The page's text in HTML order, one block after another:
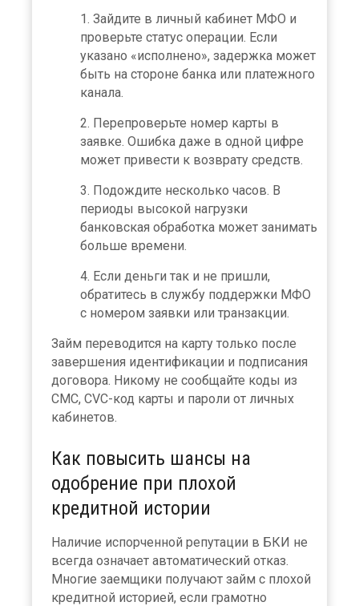
Зайдите в личный кабинет МФО и
проверьте статус операции. Если
указано «исполнено», задержка может
быть на стороне банка или платежного
канала.
Перепроверьте номер карты в
заявке. Ошибка даже в одной цифре
может привести к возврату средств.
Подождите несколько часов. В
периоды высокой нагрузки
банковская обработка может занимать
больше времени.
Если деньги так и не пришли,
обратитесь в службу поддержки МФО
с номером заявки или транзакции.
Займ переводится на карту только после
завершения идентификации и подписания
договора. Никому не сообщайте коды из
СМС, CVC-код карты и пароли от личных
кабинетов.
Как повысить шансы на
одобрение при плохой
кредитной истории
Наличие испорченной репутации в БКИ не
всегда означает автоматический отказ.
Многие заемщики получают займ с плохой
кредитной историей, если грамотно